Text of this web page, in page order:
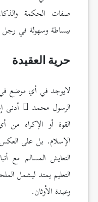
صفات الحكمة
ببساطة وسهولة في رجل
حرية العقيدة
لايوجد في أي موضع
الرسول محمد
أدنى
القوة أو الإكراه
الإسلام. بل على
التعايش المسالم مع
التعليم يمتد ليشمل
وعبدة الأوثان.